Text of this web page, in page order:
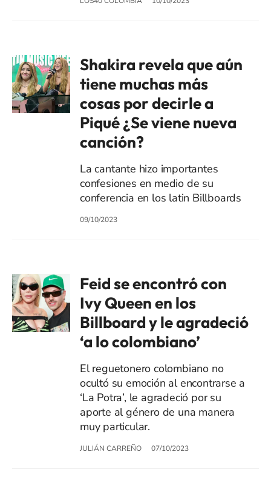
Shakira revela que aún
tiene muchas más
cosas por decirle a
Piqué ¿Se viene nueva
canción?
La cantante hizo importantes
confesiones en medio de su
conferencia en los latin Billboards
09/10/2023
Feid se encontró con
Ivy Queen en los
Billboard y le agradeció
‘a lo colombiano’
El reguetonero colombiano no
ocultó su emoción al encontrarse a
‘La Potra’, le agradeció por su
aporte al género de una manera
muy particular.
JULIÁN CARREÑO 07/10/2023